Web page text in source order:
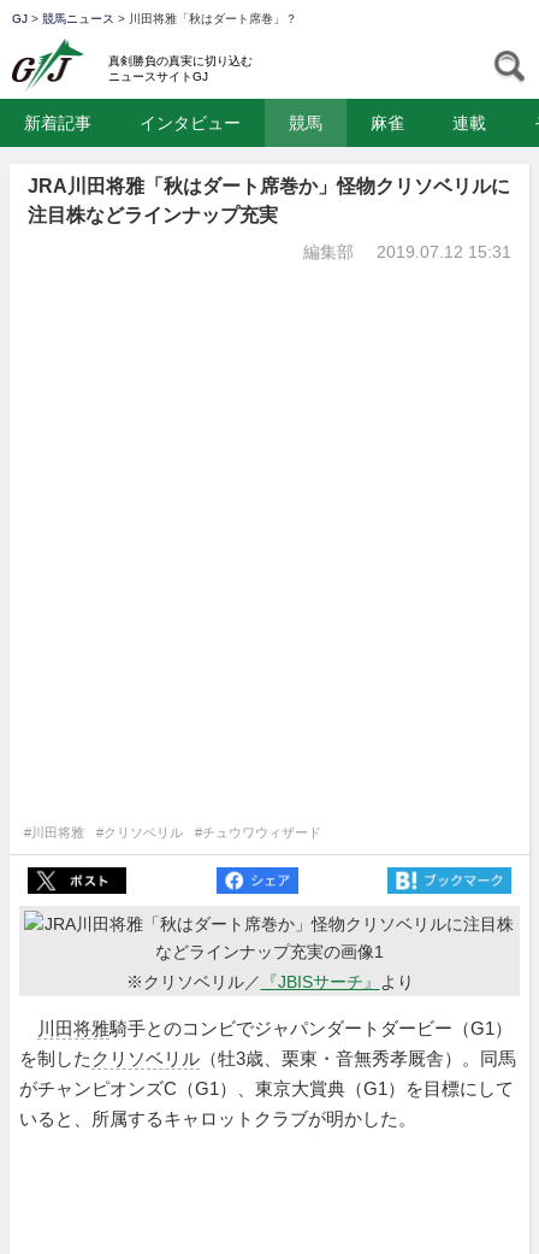
GJ > 競馬ニュース > 川田将雅「秋はダート席巻」？
真剣勝負の真実に切り込む
ニュースサイトGJ
新着記事 インタビュー 競馬 麻雀 連載
JRA川田将雅「秋はダート席巻か」怪物クリソベリルに
注目株などラインナップ充実
編集部 2019.07.12 15:31
#川田将雅 #クリソベリル #チュウワウィザード
※クリソベリル／ 『JBISサーチ』 より
川田将雅騎手とのコンビでジャパンダートダービー（G1）
を制した クリソベリル （牡3歳、栗東・音無秀孝厩舎）。同馬
がチャンピオンズC（G1）、東京大賞典（G1）を目標にして
いると、所属するキャロットクラブが明かした。